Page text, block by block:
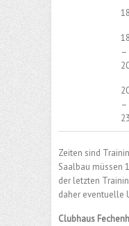
–
–
Zeiten sind
Saalbau müssen
der letzten
daher eventuelle
Clubhaus